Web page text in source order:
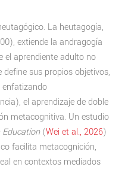
La heutagogía,
extiende la andragogía
el aprendiente adulto no
sus propios objetivos,
enfatizando
el aprendizaje de doble
metacognitiva. Un estudio
(Wei et al., 2026)
facilita metacognición,
en contextos mediados